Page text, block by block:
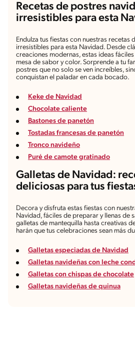
Recetas de postres
irresistibles para esta
Endulza tus fiestas con nuestras recetas
irresistibles para esta Navidad. Desde
creaciones modernas, estas ideas
mesa de sabor y color. Sorprende a tu
postres que no solo se ven increíbles,
conquistan el paladar en cada bocado.
Keke de Navidad
Chocolate caliente
Bastones de panetón
Tostadas francesas de panetón
Tronco navideño
Puré de camote gratinado
Galletas de Navidad:
deliciosas para tus
Decora y disfruta estas fiestas con
Navidad, fáciles de preparar y llenas de
galletas de mantequilla hasta creativas
harán que tus celebraciones sean más
Galletas especiadas de Navidad
Galletas navideñas con leche
Galletas con chispas de chocolate
Galletas navideñas de quinua